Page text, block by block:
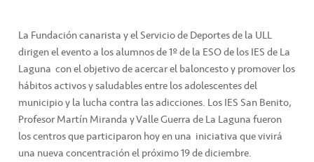
La Fundación canarista y el Servicio de Deportes de la ULL
dirigen el evento a los alumnos de 1º de la ESO de los IES de La
Laguna con el objetivo de acercar el baloncesto y promover los
hábitos activos y saludables entre los adolescentes del
municipio y la lucha contra las adicciones. Los IES San Benito,
Profesor Martín Miranda y Valle Guerra de La Laguna fueron
los centros que participaron hoy en una iniciativa que vivirá
una nueva concentración el próximo 19 de diciembre.